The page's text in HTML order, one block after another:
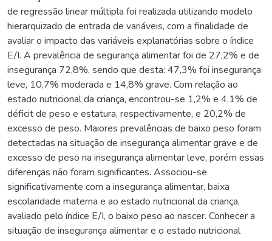
de regressão linear múltipla foi realizada utilizando modelo
hierarquizado de entrada de variáveis, com a finalidade de
avaliar o impacto das variáveis explanatórias sobre o índice
E/I. A prevalência de segurança alimentar foi de 27,2% e de
insegurança 72,8%, sendo que desta: 47,3% foi insegurança
leve, 10,7% moderada e 14,8% grave. Com relação ao
estado nutricional da criança, encontrou-se 1,2% e 4,1% de
déficit de peso e estatura, respectivamente, e 20,2% de
excesso de peso. Maiores prevalências de baixo peso foram
detectadas na situação de insegurança alimentar grave e de
excesso de peso na insegurança alimentar leve, porém essas
diferenças não foram significantes. Associou-se
significativamente com a insegurança alimentar, baixa
escolaridade materna e ao estado nutricional da criança,
avaliado pelo índice E/I, o baixo peso ao nascer. Conhecer a
situação de insegurança alimentar e o estado nutricional